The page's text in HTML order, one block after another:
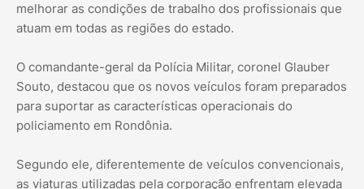
melhorar as condições de trabalho dos profissionais que
atuam em todas as regiões do estado.
O comandante-geral da Polícia Militar, coronel Glauber
Souto, destacou que os novos veículos foram preparados
para suportar as características operacionais do
policiamento em Rondônia.
Segundo ele, diferentemente de veículos convencionais,
as viaturas utilizadas pela corporação enfrentam elevada